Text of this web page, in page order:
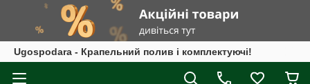
Ugospodara - Крапельний полив і комплектуючі!